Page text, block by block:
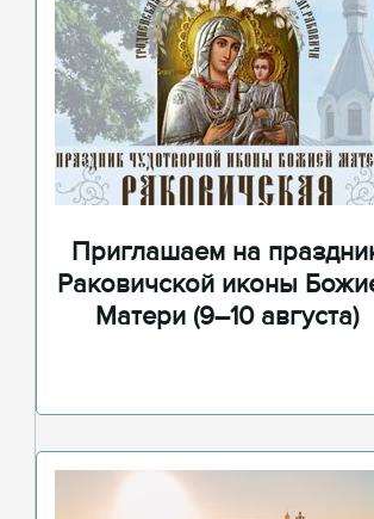
Приглашаем на
Раковичской иконы
Матери (9–10 августа)